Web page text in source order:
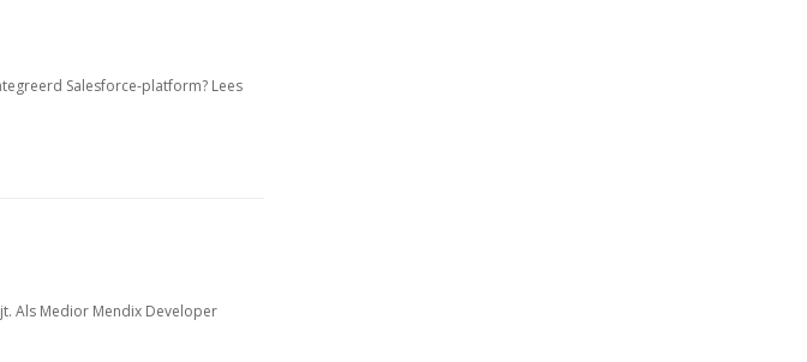
Salesforce-platform? Lees
Als Medior Mendix Developer